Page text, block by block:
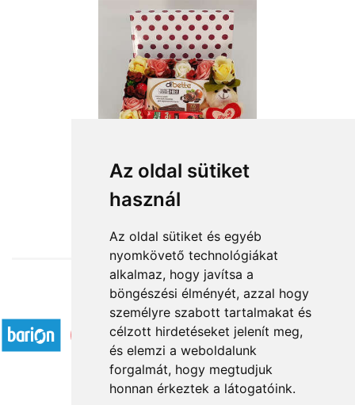
Az oldal sütiket
használ
Az oldal sütiket és egyéb
nyomkövető technológiákat
alkalmaz, hogy javítsa a
böngészési élményét, azzal hogy
személyre szabott tartalmakat és
célzott hirdetéseket jelenít meg,
és elemzi a weboldalunk
forgalmát, hogy megtudjuk
honnan érkeztek a látogatóink.
from HUF15,584
Accepted payment methods